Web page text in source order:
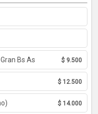
Bs As $ 9.500
$ 12.500
$ 14.000